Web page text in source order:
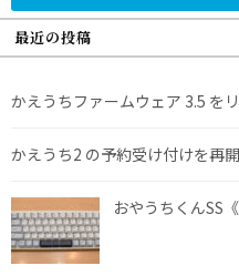
最近の投稿
かえうちファームウェア 3.5 を
かえうち2 の予約受け付けを再
おやうちくんSS